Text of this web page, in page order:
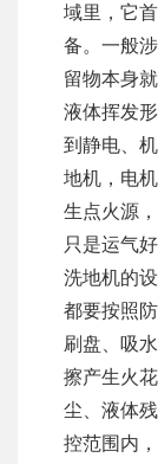
域里，它
备。一般
留物本身
液体挥发
到静电、
地机，电
生点火源
只是运气
洗地机的
都要按照
刷盘、吸
擦产生火
尘、液体
控范围内